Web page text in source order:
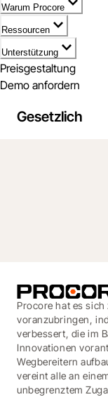
Warum Procore
Ressourcen
Unterstützung
Preisgestaltung
Demo anfordern
Gesetzlich
Procore hat es
voranzubringen,
verbessert, die im
Innovationen
Wegbereitern
vereint alle an
unbegrenztem